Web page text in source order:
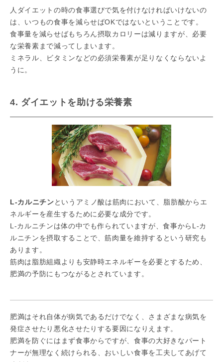
人ダイエットの時の食事選びで気を付けなければいけないの
は、いつもの食事を減らせばOKではないということです。
食事量を減らせばもちろん摂取カロリーは減りますが、必要
な栄養素まで減ってしまいます。
ミネラル、ビタミンなどの必須栄養素が足りなくならないよ
うに。
4. ダイエットを助ける栄養素
L-カルニチンというアミノ酸は筋肉において、脂肪酸からエ
ネルギーを産生するために必要な成分です。
L-カルニチンは体の中でも作られていますが、食事からL-カ
ルニチンを摂取することで、筋肉量を維持するという研究も
あります。
筋肉は脂肪組織よりも安静時エネルギーを必要とするため、
肥満の予防にもつながるとされています。
肥満はそれ自体が病気であるだけでなく、さまざまな病気を
発症させたり悪化させたりする要因になりえます。
肥満を防ぐにはまず食事からですが、食事の大好きなパート
ナーが無理なく続けられる、おいしい食事を工夫してあげて